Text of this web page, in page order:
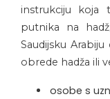
instrukciju koja
putnika na
Saudijsku
obrede hadža ili
osobe s